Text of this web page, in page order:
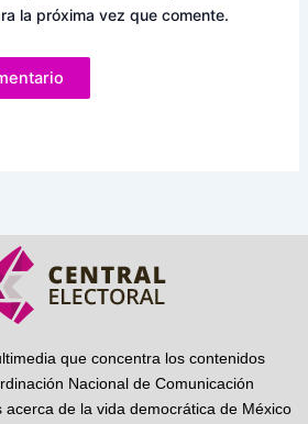
la próxima vez que comente.
que concentra los contenidos
Nacional de Comunicación
acerca de la vida democrática de México